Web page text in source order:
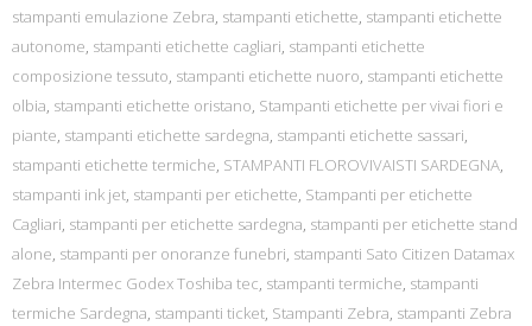
stampanti emulazione Zebra, stampanti etichette, stampanti etichette
autonome, stampanti etichette cagliari, stampanti etichette
composizione tessuto, stampanti etichette nuoro, stampanti etichette
olbia, stampanti etichette oristano, Stampanti etichette per vivai fiori e
piante, stampanti etichette sardegna, stampanti etichette sassari,
stampanti etichette termiche, STAMPANTI FLOROVIVAISTI SARDEGNA,
stampanti ink jet, stampanti per etichette, Stampanti per etichette
Cagliari, stampanti per etichette sardegna, stampanti per etichette stand
alone, stampanti per onoranze funebri, stampanti Sato Citizen Datamax
Zebra Intermec Godex Toshiba tec, stampanti termiche, stampanti
termiche Sardegna, stampanti ticket, Stampanti Zebra, stampanti Zebra